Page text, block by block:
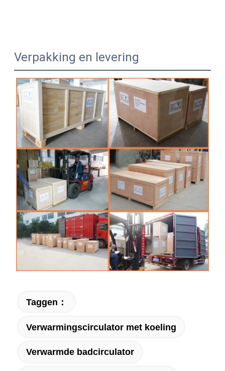
Verpakking en levering
Taggen：
Verwarmingscirculator met koeling
Verwarmde badcirculator